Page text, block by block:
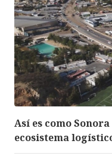
Así es como
ecosistema